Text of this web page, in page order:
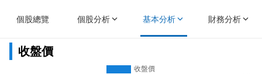
個股總覽 個股分析 基本分析 財務分析
收盤價